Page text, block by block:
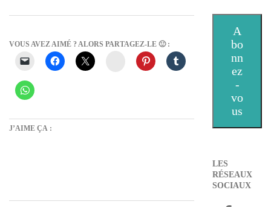
VOUS AVEZ AIMÉ ? ALORS PARTAGEZ-LE 🙂 :
Instagram
J’AIME ÇA :
A
bo
nn
ez
-
vo
us
LES
RÉSEAUX
SOCIAUX